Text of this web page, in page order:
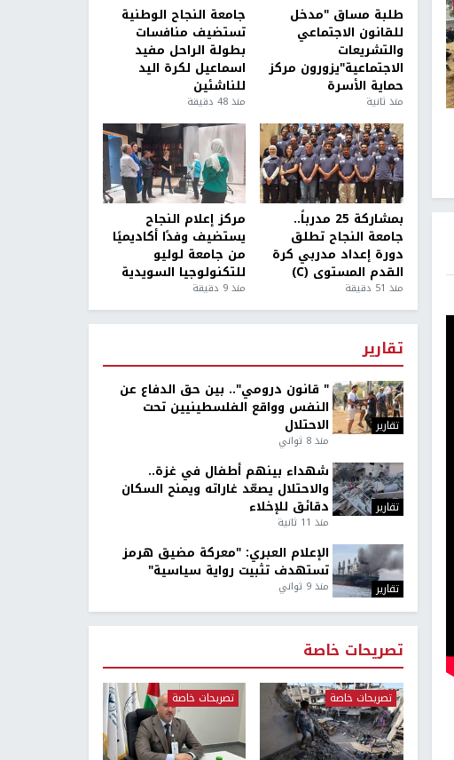
طلبة مساق "مدخل
للقانون الاجتماعي
والتشريعات
الاجتماعية"يزورون مركز
حماية الأسرة
منذ ثانية
جامعة النجاح الوطنية
تستضيف منافسات
بطولة الراحل مفيد
اسماعيل لكرة اليد
للناشئين
منذ 48 دقيقة
بمشاركة 25 مدرباً..
جامعة النجاح تطلق
دورة إعداد مدربي كرة
القدم المستوى (C)
منذ 51 دقيقة
مركز إعلام النجاح
يستضيف وفدًا أكاديميًا
من جامعة لوليو
للتكنولوجيا السويدية
منذ 9 دقيقة
تقارير
تقارير
" قانون درومي".. بين حق الدفاع عن
النفس وواقع الفلسطينيين تحت
الاحتلال
منذ 8 ثواني
تقارير
شهداء بينهم أطفال في غزة..
والاحتلال يصعّد غاراته ويمنح السكان
دقائق للإخلاء
منذ 11 ثانية
تقارير
الإعلام العبري: "معركة مضيق هرمز
تستهدف تثبيت رواية سياسية"
منذ 9 ثواني
تصريحات خاصة
تصريحات خاصة تصريحات خاصة